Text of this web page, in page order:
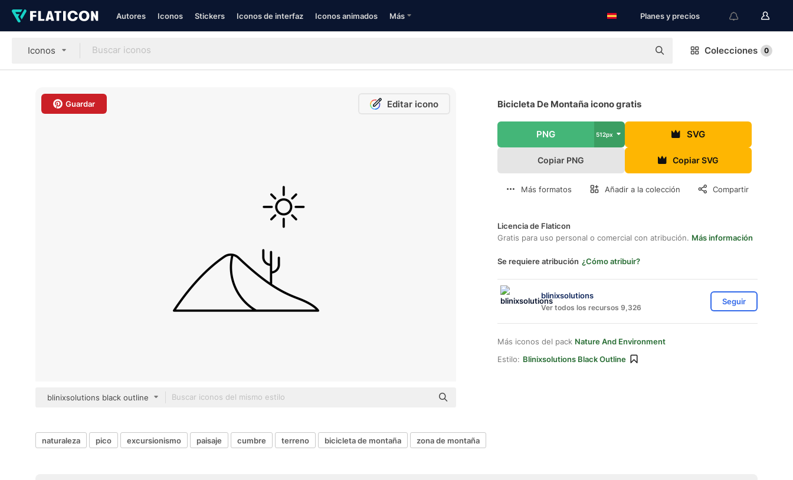
Autores Iconos Stickers Iconos de interfaz Iconos animados Más Planes y precios
Iconos Colecciones 0
Guardar Editar icono
blinixsolutions black outline
Bicicleta De Montaña icono gratis
PNG 512px SVG
Copiar PNG Copiar SVG
Más formatos Añadir a la colección Compartir
Licencia de Flaticon
Gratis para uso personal o comercial con atribución. Más información
Se requiere atribución ¿Cómo atribuir?
blinixsolutions
Ver todos los recursos 9,326
Seguir
Más iconos del pack Nature And Environment
Estilo: Blinixsolutions Black Outline
naturaleza pico excursionismo paisaje cumbre terreno bicicleta de montaña zona de montaña